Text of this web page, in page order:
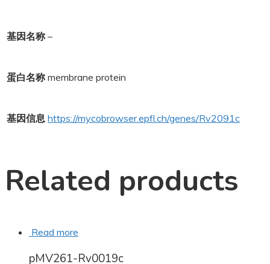
基因名称 –
蛋白名称 membrane protein
基因信息 https://mycobrowser.epfl.ch/genes/Rv2091c
Related products
Read more
pMV261-Rv0019c